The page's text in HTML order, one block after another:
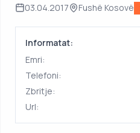
03.04.2017 Fushë Kosovë
Informatat:
Emri:
Telefoni:
Zbritje:
Url: